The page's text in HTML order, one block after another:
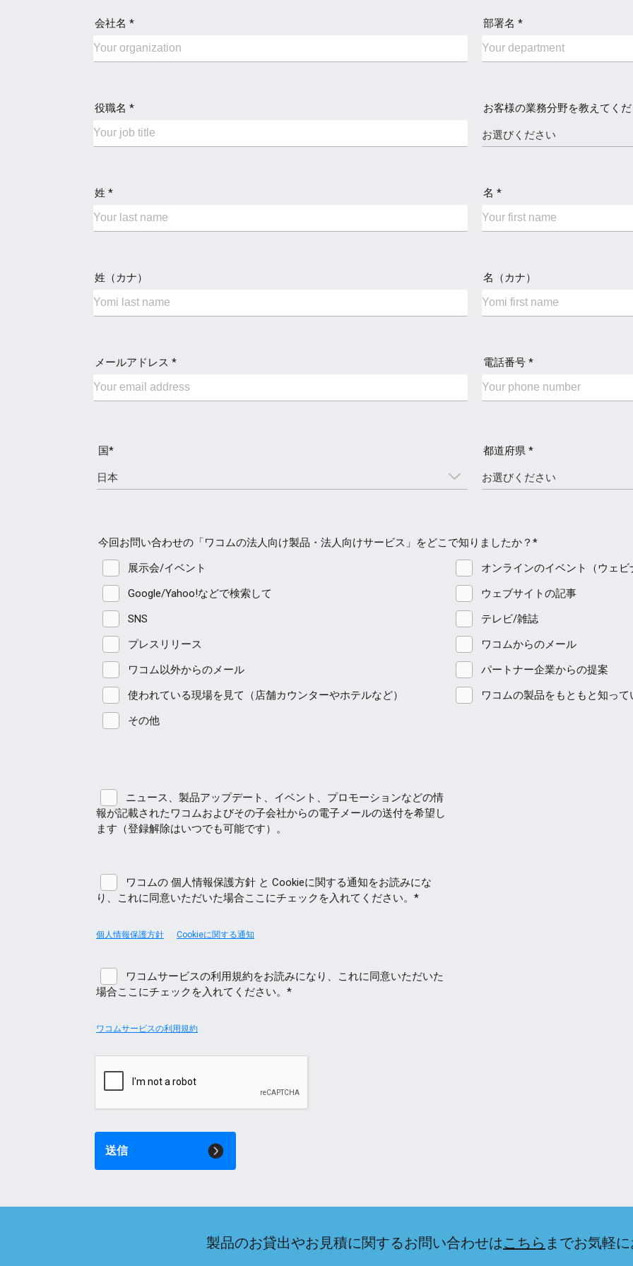
会社名 * 部署名 *
役職名 * お客様の業務分野を教えてく
姓 * 名 *
姓（カナ） 名（カナ）
メールアドレス * 電話番号 *
国* 都道府県 *
今回お問い合わせの「ワコムの法人向け製品・法人向けサービス」をどこで知りましたか？*
展示会/イベント
オンラインのイベント（ウェビ
Google/Yahoo!などで検索して
ウェブサイトの記事
SNS
テレビ/雑誌
プレスリリース
ワコムからのメール
ワコム以外からのメール
パートナー企業からの提案
使われている現場を見て（店舗カウンターやホテルなど）
ワコムの製品をもともと知って
その他
ニュース、製品アップデート、イベント、プロモーションなどの情
報が記載されたワコムおよびその子会社からの電子メールの送付を希望し
ます（登録解除はいつでも可能です）。
ワコムの 個人情報保護方針 と Cookieに関する通知をお読みにな
り、これに同意いただいた場合ここにチェックを入れてください。*
個人情報保護方針 Cookieに関する通知
ワコムサービスの利用規約をお読みになり、これに同意いただいた
場合ここにチェックを入れてください。*
ワコムサービスの利用規約
送信
製品のお貸出やお見積に関するお問い合わせはこちら までお気軽